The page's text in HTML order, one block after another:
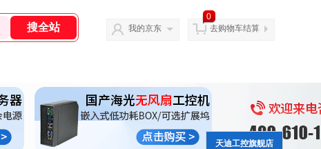
我的京东
0
去购物车结算
天迪工控旗舰店